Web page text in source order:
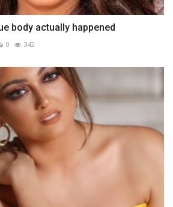
body actually happened
0 342